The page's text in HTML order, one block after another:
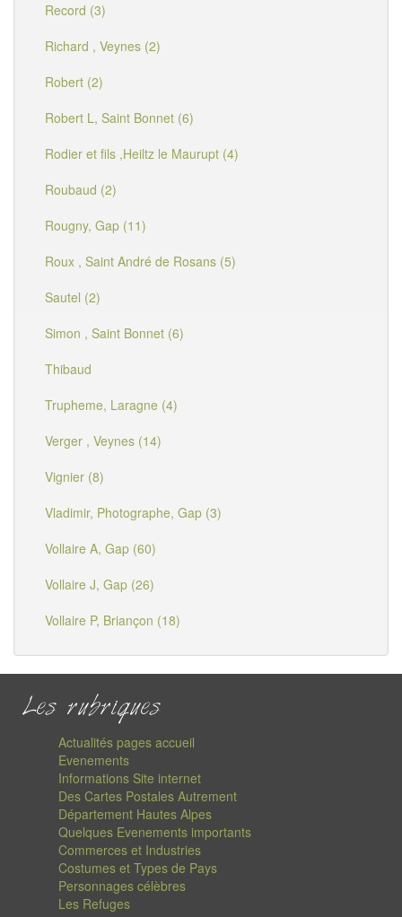
Record (3)
Richard , Veynes (2)
Robert (2)
Robert L, Saint Bonnet (6)
Rodier et fils ,Heiltz le Maurupt (4)
Roubaud (2)
Rougny, Gap (11)
Roux , Saint André de Rosans (5)
Sautel (2)
Simon , Saint Bonnet (6)
Thibaud
Trupheme, Laragne (4)
Verger , Veynes (14)
Vignier (8)
Vladimir, Photographe, Gap (3)
Vollaire A, Gap (60)
Vollaire J, Gap (26)
Vollaire P, Briançon (18)
Les rubriques
Actualités pages accueil
Evenements
Informations Site internet
Des Cartes Postales Autrement
Département Hautes Alpes
Quelques Evenements importants
Commerces et Industries
Costumes et Types de Pays
Personnages célèbres
Les Refuges